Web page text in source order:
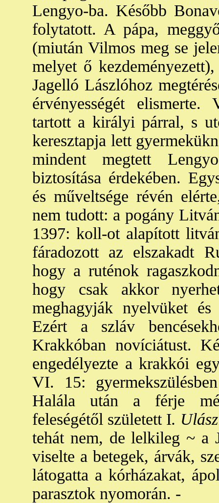
Lengyo-ba. Később
folytatott. A pápa,
(miután Vilmos meg se
melyet ő
Jagelló Lászlóhoz
érvényességét
tartott a királyi párral, s
keresztapja lett
mindent megtett
biztosítása érdekében.
és műveltsége révén
nem tudott: a pogány
1397: koll-ot alapított
fáradozott az elszakadt
hogy a ruténok
hogy csak akkor
meghagyják nyelvüket és
Ezért a szláv
Krakkóban novíciátust.
engedélyezte a krakkói
VI. 15:
Halála után a férje
feleségétől született I.
tehát nem, de lelkileg ~ a
viselte a betegek, árvák,
látogatta a kórházakat,
parasztok nyomorán. -